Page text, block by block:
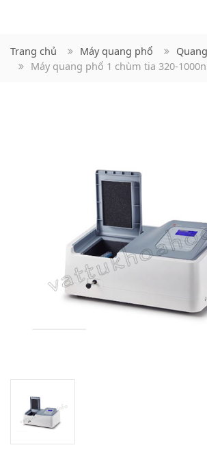
Trang chủ Máy quang phổ
Máy quang phổ 1 chùm tia 320-